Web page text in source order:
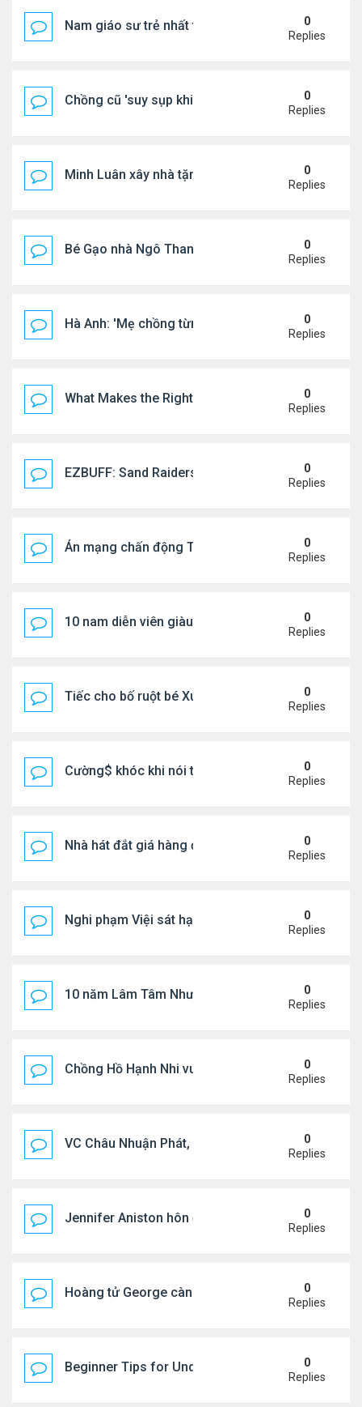
Nam giáo sư trẻ nhất thế giới ở tuổi 18
0
Replies
Chồng cũ 'suy sụp khi biết tin Nicole Kidman có
0
Replies
Minh Luân xây nhà tặng cha mẹ
0
Replies
Bé Gạo nhà Ngô Thanh Vân dễ thương trong tiệc
0
Replies
Hà Anh: 'Mẹ chồng từng ngạc nhiên vì tôi luôn trả
0
Replies
What Makes the Right Retail POS Matter?0
Replies
EZBUFF: Sand Raiders of Sophie Farming
0
Replies
Án mạng chấn động Thái lan: hai chị em người
0
Replies
10 nam diễn viên giàu nhất Trung Quốc 2026
0
Replies
Tiếc cho bố ruột bé Xuân Mai ở Mỹ
0
Replies
Cường$ khóc khi nói thật về hôn nhân
0
Replies
Nhà hát đắt giá hàng đầu tg ở VN
0
Replies
Nghi phạm Việi sát hại cụ bà 91 tuổi, phi tang xác
0
Replies
10 năm Lâm Tâm Như - Hoắc Kiến Hoa
0
Replies
Chồng Hồ Hạnh Nhi vui vẻ ôm người cũ của vợ
0
Replies
VC Châu Nhuận Phát, Lưu Gia Linh viếng vợ cũ ..
0
Replies
Jennifer Aniston hôn đắm đuối bạn trai trên du
0
Replies
Hoàng tử George càng lớn càng điển trai0
Replies
Beginner Tips for Understanding Diablo 4 Items
0
Replies